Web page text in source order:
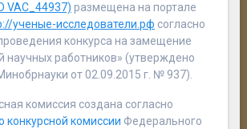
VAC_44937) размещена на портале
ученые-исследователи.рф согласно
конкурса на замещение
научных работников» (утверждено
от 02.09.2015 г. № 937).
комиссия создана согласно
конкурсной комиссии Федерального